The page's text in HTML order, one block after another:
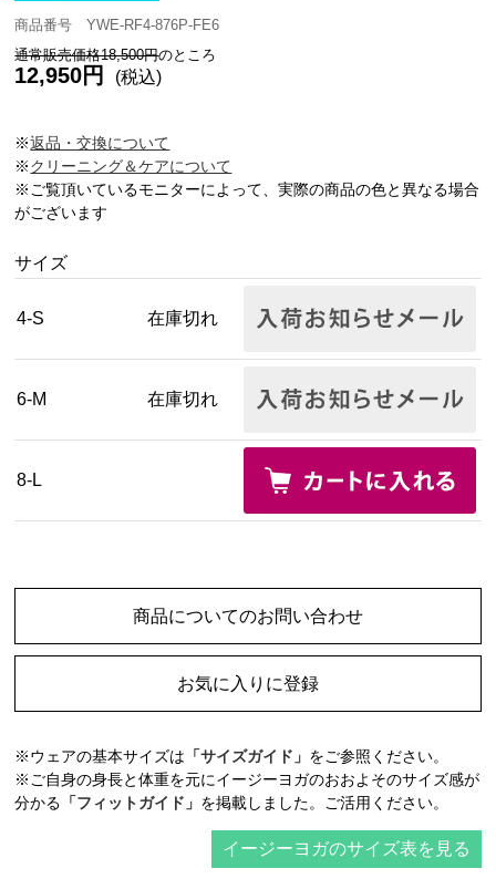
商品番号 YWE-RF4-876P-FE6
通常販売価格18,500円のところ
12,950円 (税込)
※返品・交換について
※クリーニング＆ケアについて
※ご覧頂いているモニターによって、実際の商品の色と異なる場合
がございます
サイズ
4-S 在庫切れ
6-M 在庫切れ
8-L
商品についてのお問い合わせ
お気に入りに登録
※ウェアの基本サイズは 「サイズガイド」 をご参照ください。
※ご自身の身長と体重を元にイージーヨガのおおよそのサイズ感が
分かる 「フィットガイド」 を掲載しました。ご活用ください。
イージーヨガのサイズ表を見る